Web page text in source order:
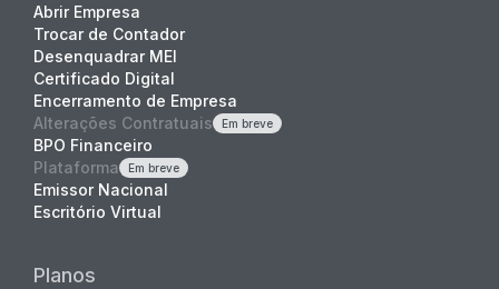
Abrir Empresa
Trocar de Contador
Desenquadrar MEI
Certificado Digital
Encerramento de Empresa
Alterações Contratuais
Em breve
BPO Financeiro
Plataforma
Em breve
Emissor Nacional
Escritório Virtual
Planos